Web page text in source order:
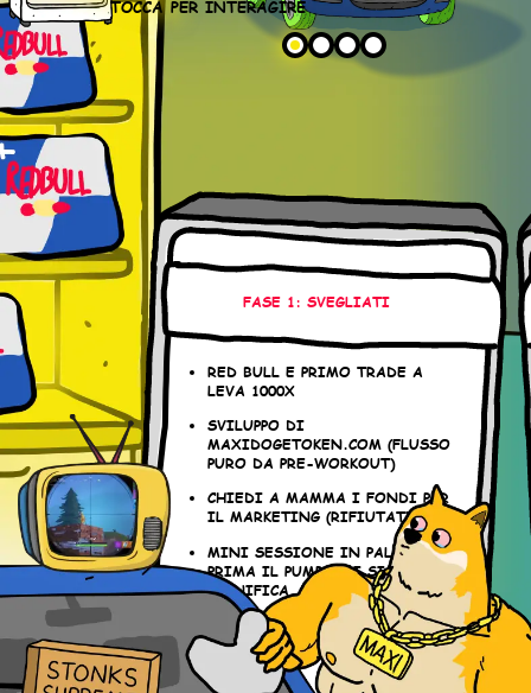
FASE 1: SVEGLIATI
RED BULL E PRIMO TRADE A
LEVA 1000X
SVILUPPO DI
MAXIDOGETOKEN.COM (FLUSSO
PURO DA PRE-WORKOUT)
CHIEDI A MAMMA I FONDI PER
IL MARKETING (RIFIUTATI)
MINI SESSIONE IN PALESTRA –
PRIMA IL PUMP, POI SI
PIANIFICA
AUDIT DELLO SMART CONTRACT
(NIENTE SALTI ALLA GIORNATA
SICUREZZA)
TOCCA PER INTERAGIRE